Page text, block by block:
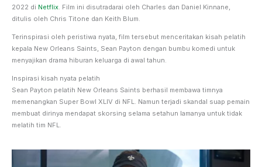
2022 di Netflix . Film ini disutradarai oleh Charles dan Daniel Kinnane,
ditulis oleh Chris Titone dan Keith Blum.
Terinspirasi oleh peristiwa nyata, film tersebut menceritakan kisah pelatih
kepala New Orleans Saints, Sean Payton dengan bumbu komedi untuk
menyajikan drama hiburan keluarga di awal tahun.
Inspirasi kisah nyata pelatih
Sean Payton pelatih New Orleans Saints berhasil membawa timnya
memenangkan Super Bowl XLIV di NFL. Namun terjadi skandal suap pemain
membuat dirinya mendapat skorsing selama setahun lamanya untuk tidak
melatih tim NFL.